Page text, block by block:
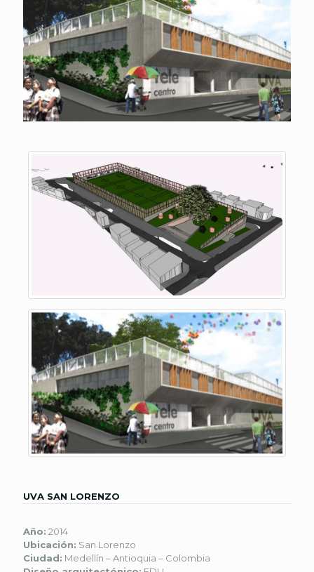
UVA SAN LORENZO
Año: 2014
Ubicación: San Lorenzo
Ciudad: Medellín – Antioquia – Colombia